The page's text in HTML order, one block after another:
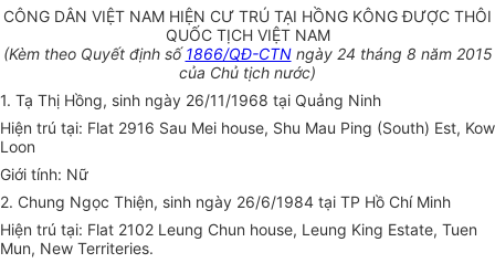
CÔNG DÂN VIỆT NAM HIỆN CƯ TRÚ TẠI HỒNG KÔNG ĐƯỢC THÔI
QUỐC TỊCH VIỆT NAM
(Kèm theo Quyết định số1866/QĐ-CTNngày 24 tháng 8 năm 2015
của Chủ tịch nước)
1. Tạ Thị Hồng, sinh ngày 26/11/1968 tại Quảng Ninh
Hiện trú tại: Flat 2916 Sau Mei house, Shu Mau Ping (South) Est, Kow
Loon
Giới tính: Nữ
2. Chung Ngọc Thiện, sinh ngày 26/6/1984 tại TP Hồ Chí Minh
Hiện trú tại: Flat 2102 Leung Chun house, Leung King Estate, Tuen
Mun, New Territeries.